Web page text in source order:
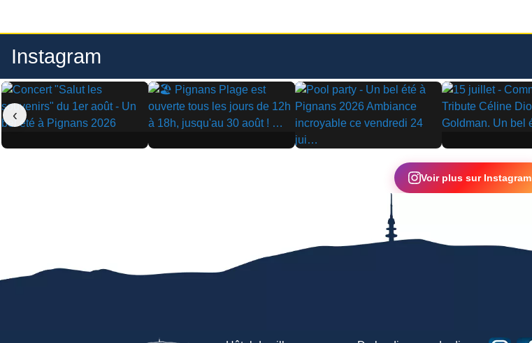
Instagram
▶ ▶
▶
▶
‹
Voir plus sur Instagram